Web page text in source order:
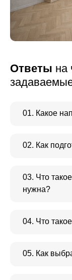
Ответы на
01. Какое
02. Как
03. Что
нужна?
04. Что
05. Как